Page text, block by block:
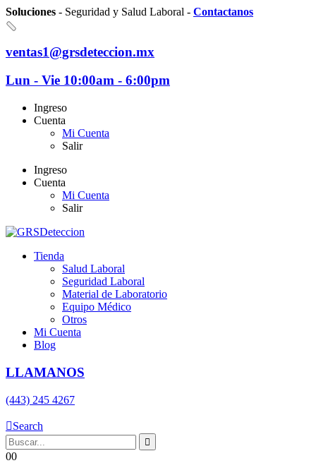
Soluciones - Seguridad y Salud Laboral - Contactanos
ventas1@grsdeteccion.mx
Lun - Vie 10:00am - 6:00pm
Ingreso
Cuenta
Mi Cuenta
Salir
Ingreso
Cuenta
Mi Cuenta
Salir
Tienda
Salud Laboral
Seguridad Laboral
Material de Laboratorio
Equipo Médico
Otros
Mi Cuenta
Blog
LLAMANOS
(443) 245 4267
Search
00